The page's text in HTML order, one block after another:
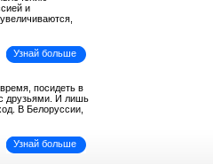
и
Узнай больше
посидеть в
друзьями. И лишь
В Белоруссии,
Узнай больше